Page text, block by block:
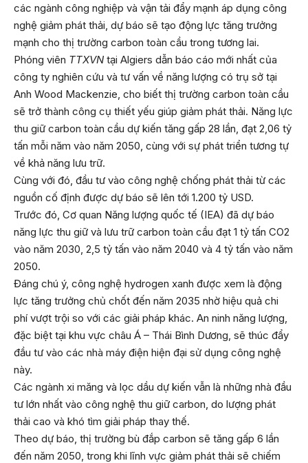
các ngành công nghiệp và vận tải đẩy mạnh áp dụng công
nghệ giảm phát thải, dự báo sẽ tạo động lực tăng trưởng
mạnh cho thị trường carbon toàn cầu trong tương lai.
Phóng viên TTXVN tại Algiers dẫn báo cáo mới nhất của
công ty nghiên cứu và tư vấn về năng lượng có trụ sở tại
Anh Wood Mackenzie, cho biết thị trường carbon toàn cầu
sẽ trở thành công cụ thiết yếu giúp giảm phát thải. Năng lực
thu giữ carbon toàn cầu dự kiến tăng gấp 28 lần, đạt 2,06 tỷ
tấn mỗi năm vào năm 2050, cùng với sự phát triển tương tự
về khả năng lưu trữ.
Cùng với đó, đầu tư vào công nghệ chống phát thải từ các
nguồn cố định được dự báo sẽ lên tới 1.200 tỷ USD.
Trước đó, Cơ quan Năng lượng quốc tế (IEA) đã dự báo
năng lực thu giữ và lưu trữ carbon toàn cầu đạt 1 tỷ tấn CO2
vào năm 2030, 2,5 tỷ tấn vào năm 2040 và 4 tỷ tấn vào năm
2050.
Đáng chú ý, công nghệ hydrogen xanh được xem là động
lực tăng trưởng chủ chốt đến năm 2035 nhờ hiệu quả chi
phí vượt trội so với các giải pháp khác. An ninh năng lượng,
đặc biệt tại khu vực châu Á – Thái Bình Dương, sẽ thúc đẩy
đầu tư vào các nhà máy điện hiện đại sử dụng công nghệ
này.
Các ngành xi măng và lọc dầu dự kiến vẫn là những nhà đầu
tư lớn nhất vào công nghệ thu giữ carbon, do lượng phát
thải cao và khó tìm giải pháp thay thế.
Theo dự báo, thị trường bù đắp carbon sẽ tăng gấp 6 lần
đến năm 2050, trong khi lĩnh vực giảm phát thải sẽ chiếm